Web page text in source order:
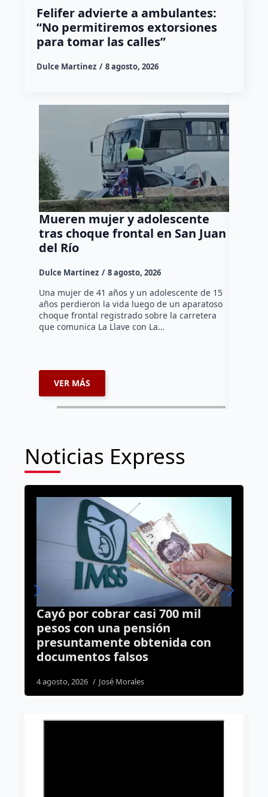
Felifer advierte a ambulantes:
“No permitiremos extorsiones
para tomar las calles”
Dulce Martinez 8 agosto, 2026
Mueren mujer y adolescente
tras choque frontal en San Juan
del Río
Dulce Martinez 8 agosto, 2026
Una mujer de 41 años y un adolescente de 15
años perdieron la vida luego de un aparatoso
choque frontal registrado sobre la carretera
que comunica La Llave con La…
VER MÁS
Noticias Express
mil
con
Medio Ambiente refuerza
vigilancia; 193 inspecciones
realizadas en Querétaro